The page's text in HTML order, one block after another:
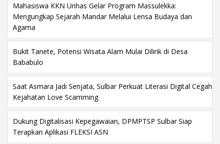
Mahasiswa KKN Unhas Gelar Program Massulekka:
Mengungkap Sejarah Mandar Melalui Lensa Budaya dan
Agama
Bukit Tanete, Potensi Wisata Alam Mulai Dilirik di Desa
Bababulo
Saat Asmara Jadi Senjata, Sulbar Perkuat Literasi Digital Cegah
Kejahatan Love Scamming
Dukung Digitalisasi Kepegawaian, DPMPTSP Sulbar Siap
Terapkan Aplikasi FLEKSI ASN